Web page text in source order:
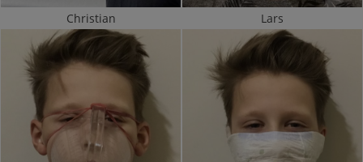
Christian Lars